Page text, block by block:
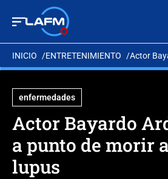
INICIO ENTRETENIMIENTO Actor
enfermedades
Actor Bayardo
a punto de morir
lupus